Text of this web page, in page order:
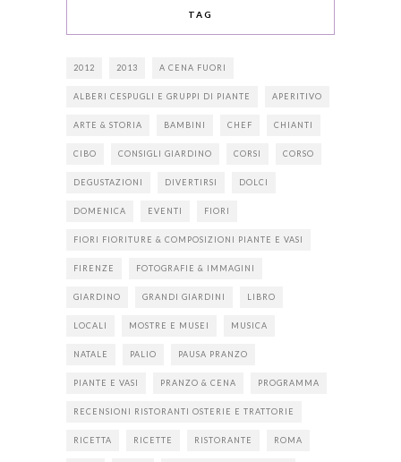
TAG
2012 2013 A CENA FUORI
ALBERI CESPUGLI E GRUPPI DI PIANTE APERITIVO
ARTE & STORIA BAMBINI CHEF CHIANTI
CIBO CONSIGLI GIARDINO CORSI CORSO
DEGUSTAZIONI DIVERTIRSI DOLCI
DOMENICA EVENTI FIORI
FIORI FIORITURE & COMPOSIZIONI PIANTE E VASI
FIRENZE FOTOGRAFIE & IMMAGINI
GIARDINO GRANDI GIARDINI LIBRO
LOCALI MOSTRE E MUSEI MUSICA
NATALE PALIO PAUSA PRANZO
PIANTE E VASI PRANZO & CENA PROGRAMMA
RECENSIONI RISTORANTI OSTERIE E TRATTORIE
RICETTA RICETTE RISTORANTE ROMA